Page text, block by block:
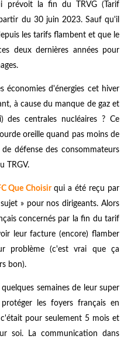
prévoit la fin du TRVG (Tarif
du 30 juin 2023. Sauf qu'il
les tarifs flambent et que le
deux dernières années pour
économies d'énergies cet hiver
à cause du manque de gaz et
des centrales nucléaires ? Ce
oreille quand pas moins de
défense des consommateurs
TRGV.
Que Choisir qui a été reçu par
» pour nos dirigeants. Alors
concernés par la fin du tarif
leur facture (encore) flamber
problème (c'est vrai que ça
bon).
semaines de leur super
les foyers français en
pour seulement 5 mois et
soi. La communication dans